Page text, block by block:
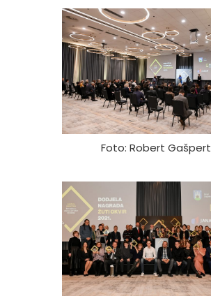
Foto: Robert Gašpert